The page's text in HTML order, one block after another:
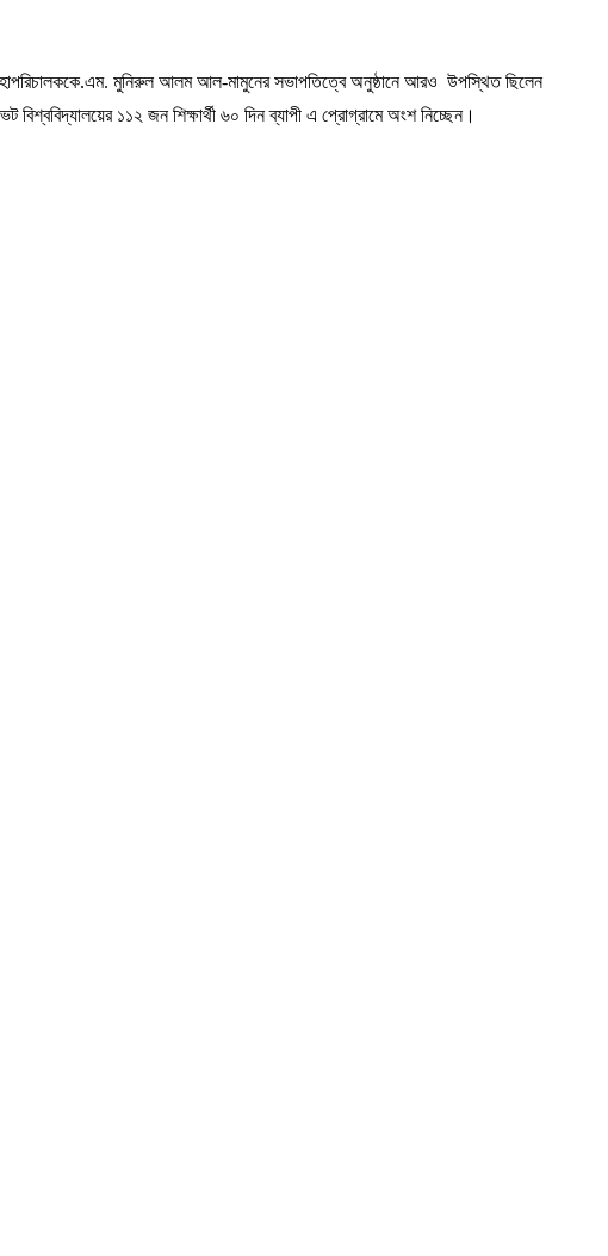
মহাপরিচালককে.এম. মুনিরুল আলম আল-মামুনের সভাপতিত্বে অনুষ্ঠানে আরও উপস্থিত ছিলেন
১১২ জন শিক্ষার্থী ৬০ দিন ব্যাপী এ প্রোগ্রামে অংশ নিচ্ছেন।